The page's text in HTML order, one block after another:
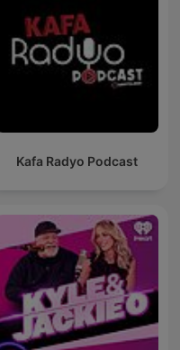
Kafa Radyo Podcast